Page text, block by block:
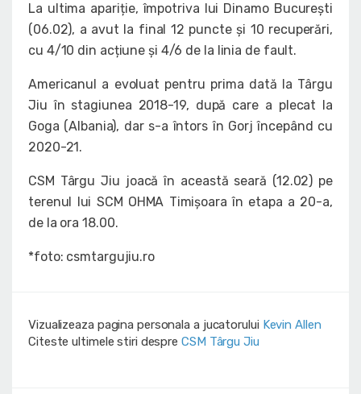
La ultima apariție, împotriva lui Dinamo București
(06.02), a avut la final 12 puncte și 10 recuperări,
cu 4/10 din acțiune și 4/6 de la linia de fault.
Americanul a evoluat pentru prima dată la Târgu
Jiu în stagiunea 2018-19, după care a plecat la
Goga (Albania), dar s-a întors în Gorj începând cu
2020-21.
CSM Târgu Jiu joacă în această seară (12.02) pe
terenul lui SCM OHMA Timișoara în etapa a 20-a,
de la ora 18.00.
*foto: csmtargujiu.ro
Vizualizeaza pagina personala a jucatorului Kevin Allen
Citeste ultimele stiri despre CSM Târgu Jiu